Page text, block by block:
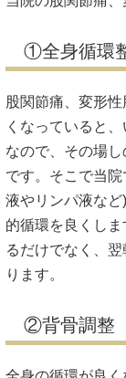
当院に来られて
どうしてそんな事
それは症状の出
に股関節痛、変形
からです。いく
性股関節症にな
関節症の症状を